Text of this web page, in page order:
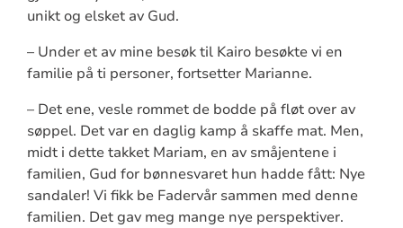
unikt og elsket av Gud.
– Under et av mine besøk til Kairo besøkte vi en
familie på ti personer, fortsetter Marianne.
– Det ene, vesle rommet de bodde på fløt over av
søppel. Det var en daglig kamp å skaffe mat. Men,
midt i dette takket Mariam, en av småjentene i
familien, Gud for bønnesvaret hun hadde fått: Nye
sandaler! Vi fikk be Fadervår sammen med denne
familien. Det gav meg mange nye perspektiver.